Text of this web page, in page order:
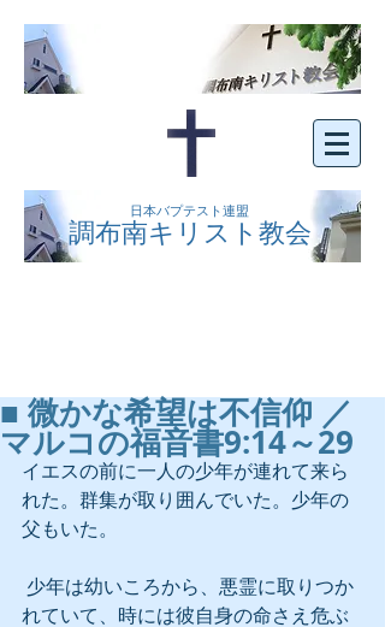
日本バプテスト連盟
調布南キリスト教会
■ 微かな希望は不信仰 ／
マルコの福音書9:14～29
イエスの前に一人の少年が連れて来ら
れた。群集が取り囲んでいた。少年の
父もいた。
れていて、時には彼自身の命さえ危ぶ